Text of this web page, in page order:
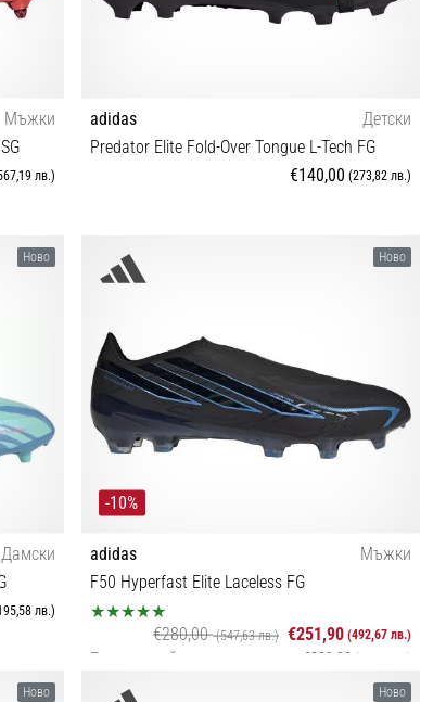
Мъжки
лв.)
44⅔
adidas
Детски
Predator Elite Fold-Over Tongue L-Tech FG
€140,00 (273,82 лв.)
Ново
Дамски
лв.)
Ново
-10%
adidas
Мъжки
F50 Hyperfast Elite Laceless FG
€280,00(547,63 лв.) €251,90 (492,67 лв.)
Последна най-ниска цена €280,00 (547,63 лв.)
Ново Ново